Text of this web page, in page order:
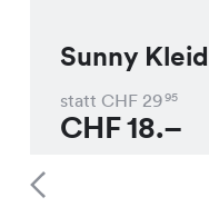
Sunny Kleid
statt CHF 2995
CHF18.–